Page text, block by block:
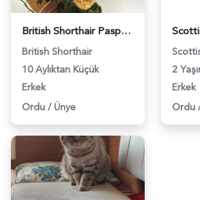
British Shorthair Paspas&#8217;ımıza Eş Arıyoruz - 5291
British Shorthair
10 Aylıktan Küçük
Erkek
Ordu / Ünye
2
Erkek
Ordu